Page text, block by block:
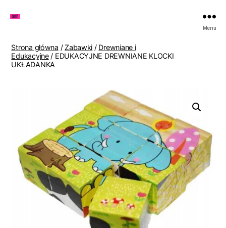
Lenki
Menu
Strona główna /Zabawki / Drewniane i
Edukacyjne/ EDUKACYJNE DREWNIANE KLOCKI
UKŁADANKA